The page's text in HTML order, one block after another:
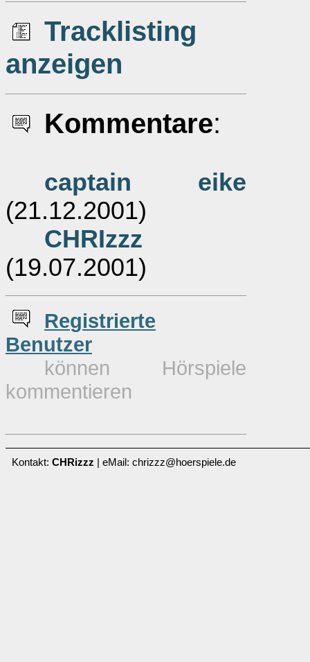
Tracklisting
anzeigen
Kommentare:
captain eike
(21.12.2001)
CHRIzzz
(19.07.2001)
Registrierte
Benutzer
können Hörspiele
kommentieren
Kontakt: CHRizzz | eMail: chrizzz@hoerspiele.de